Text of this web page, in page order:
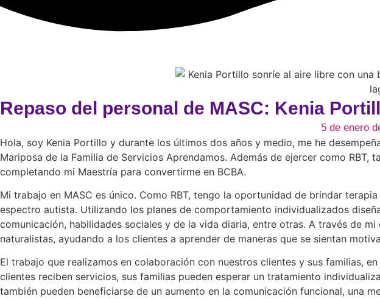
Repaso del personal de MASC: Kenia
5 de enero
Hola, soy Kenia Portillo y durante los últimos dos años y medio, me he
Mariposa de la Familia de Servicios Aprendamos. Además de ejercer como
completando mi Maestría para convertirme en BCBA.
Mi trabajo en MASC es único. Como RBT, tengo la oportunidad de brindar
espectro autista. Utilizando los planes de comportamiento individualizados
comunicación, habilidades sociales y de la vida diaria, entre otras. A través de
naturalistas, ayudando a los clientes a aprender de maneras que se sientan
El trabajo que realizamos en colaboración con nuestros clientes y sus familias,
clientes reciben servicios, sus familias pueden esperar un tratamiento
también pueden beneficiarse de un aumento en la comunicación funcional, una